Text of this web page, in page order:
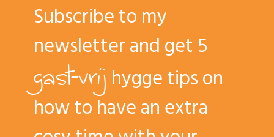
Subscribe to my
newsletter and get 5
gast-vrij hygge tips on
how to have an extra